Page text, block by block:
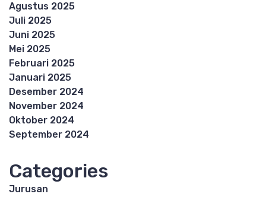
Agustus 2025
Juli 2025
Juni 2025
Mei 2025
Februari 2025
Januari 2025
Desember 2024
November 2024
Oktober 2024
September 2024
Categories
Jurusan